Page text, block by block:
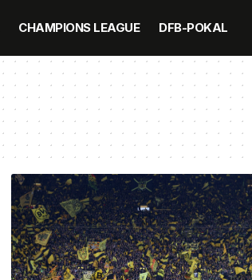
CHAMPIONS LEAGUE DFB-POKAL